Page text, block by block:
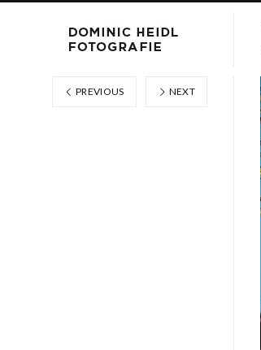
PREVIOUS NEXT